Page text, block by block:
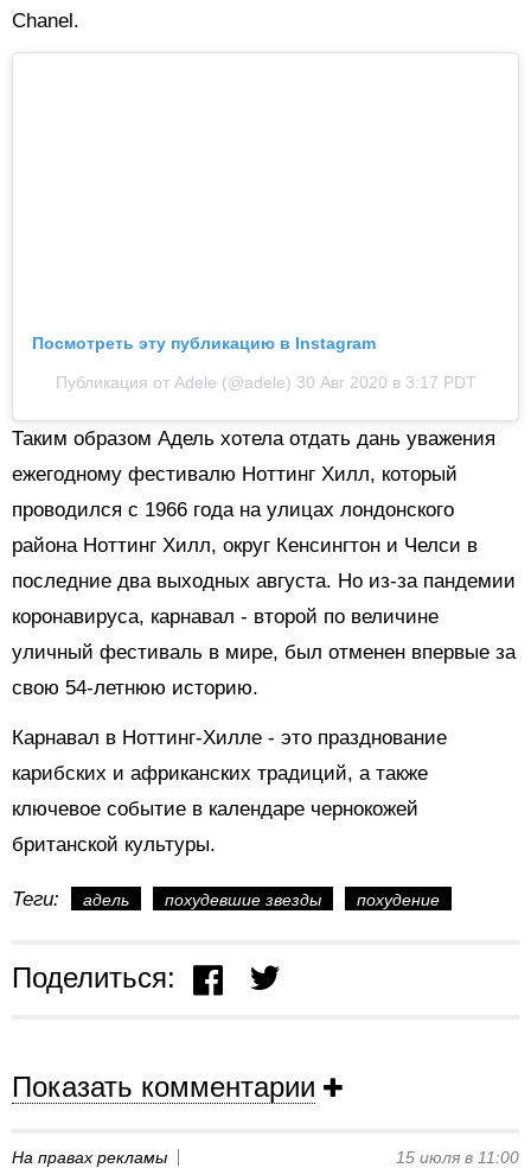
Chanel.
Посмотреть эту публикацию в Instagram
Публикация от Adele (@adele) 30 Авг 2020 в 3:17 PDT
Таким образом Адель хотела отдать дань уважения
ежегодному фестивалю Ноттинг Хилл, который
проводился с 1966 года на улицах лондонского
района Ноттинг Хилл, округ Кенсингтон и Челси в
последние два выходных августа. Но из-за пандемии
коронавируса, карнавал - второй по величине
уличный фестиваль в мире, был отменен впервые за
свою 54-летнюю историю.
Карнавал в Ноттинг-Хилле - это празднование
карибских и африканских традиций, а также
ключевое событие в календаре чернокожей
британской культуры.
Теги: адель похудевшие звезды похудение
Поделиться:
Показать комментарии
На правах рекламы 15 июля в 11:00